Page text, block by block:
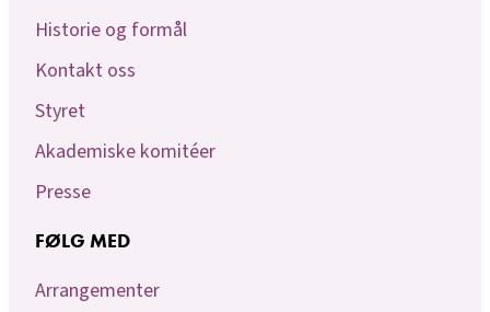
Historie og formål
Kontakt oss
Styret
Akademiske komitéer
Presse
FØLG MED
Arrangementer